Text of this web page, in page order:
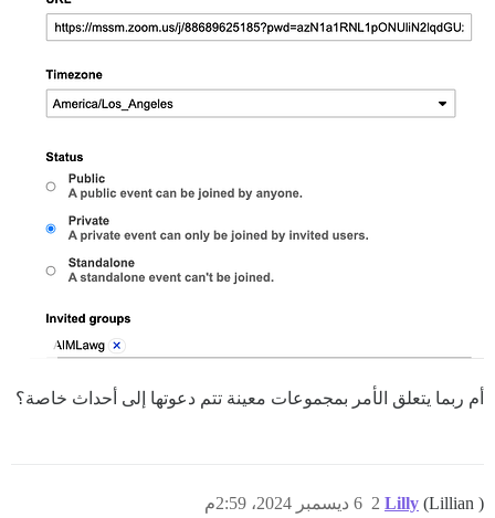
أم ربما يتعلق الأمر بمجموعات معينة تتم دعوتها إلى أحداث خاصة؟
Lilly (Lillian ) 6 ديسمبر 2024، 2:59م 2